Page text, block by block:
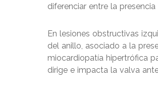
diferenciar entre la
En lesiones obstructivas
del anillo, asociado a la
miocardiopatía hipertrófica
dirige e impacta la valva